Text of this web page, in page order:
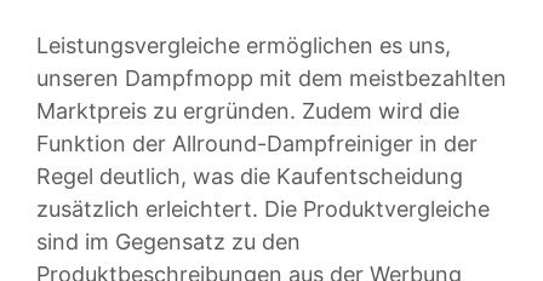
Leistungsvergleiche ermöglichen es uns,
unseren Dampfmopp mit dem meistbezahlten
Marktpreis zu ergründen. Zudem wird die
Funktion der Allround-Dampfreiniger in der
Regel deutlich, was die Kaufentscheidung
zusätzlich erleichtert. Die Produktvergleiche
sind im Gegensatz zu den
Produktbeschreibungen aus der Werbung